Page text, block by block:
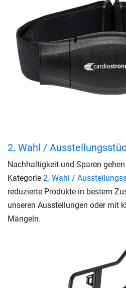
2. Wahl /
Nachhaltigkeit und Sparen
Kategorie 2. Wahl /
reduzierte Produkte in bestem
unseren Ausstellungen oder mit
Mängeln.